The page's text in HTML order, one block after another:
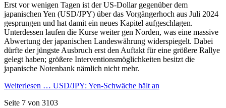
Erst vor wenigen Tagen ist der US-Dollar gegenüber dem
japanischen Yen (USD/JPY) über das Vorgängerhoch aus Juli 2024
gesprungen und hat damit ein neues Kapitel aufgeschlagen.
Unterdessen laufen die Kurse weiter gen Norden, was eine massive
Abwertung der japanischen Landeswährung widerspiegelt. Dabei
dürfte der jüngste Ausbruch erst den Auftakt für eine größere Rallye
gelegt haben; größere Interventionsmöglichkeiten besitzt die
japanische Notenbank nämlich nicht mehr.
Weiterlesen … USD/JPY: Yen-Schwäche hält an
Seite 7 von 3103